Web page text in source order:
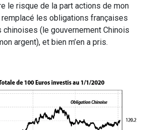
le risque de la part actions de mon
remplacé les obligations françaises
(le gouvernement Chinois
argent), et bien m’en a pris.